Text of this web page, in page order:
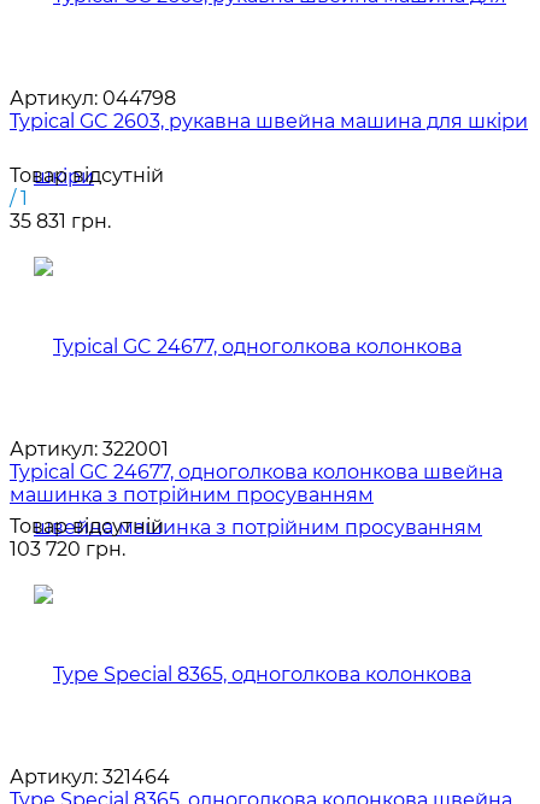
Артикул: 044798
Typical GC 2603, рукавна швейна машина для шкіри
Товар відсутній
/ 1
35 831 грн.
Артикул: 322001
Typical GC 24677, одноголкова колонкова швейна
машинка з потрійним просуванням
Товар відсутній
103 720 грн.
Артикул: 321464
Type Special 8365, одноголкова колонкова швейна